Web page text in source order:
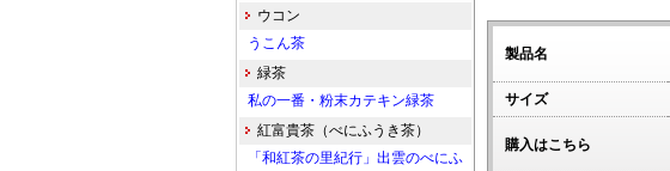
製品名
サイズ
購入はこちら
ウコン
うこん茶
緑茶
私の一番・粉末カテキン緑茶
紅富貴茶（べにふうき茶）
「和紅茶の里紀行」出雲のべにふ